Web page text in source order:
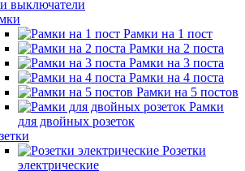
выключатели
Рамки на 1 пост
Рамки на 2 поста
Рамки на 3 поста
Рамки на 4 поста
Рамки на 5 постов
Рамки
для двойных розеток
Розетки
электрические